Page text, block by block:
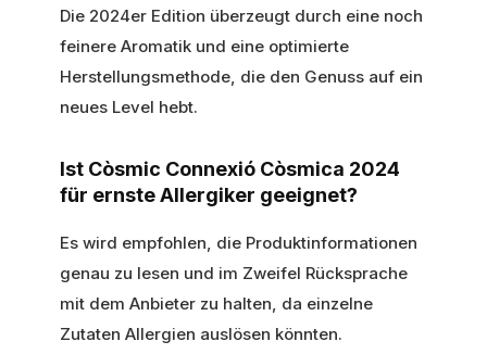
Die 2024er Edition überzeugt durch eine noch
feinere Aromatik und eine optimierte
Herstellungsmethode, die den Genuss auf ein
neues Level hebt.
Ist Còsmic Connexió Còsmica 2024
für ernste Allergiker geeignet?
Es wird empfohlen, die Produktinformationen
genau zu lesen und im Zweifel Rücksprache
mit dem Anbieter zu halten, da einzelne
Zutaten Allergien auslösen könnten.